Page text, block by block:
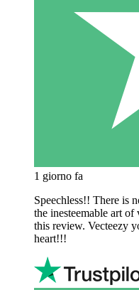
1 giorno fa
Speechless!! There is
the inesteemable art
this review. Vecteezy
heart!!!